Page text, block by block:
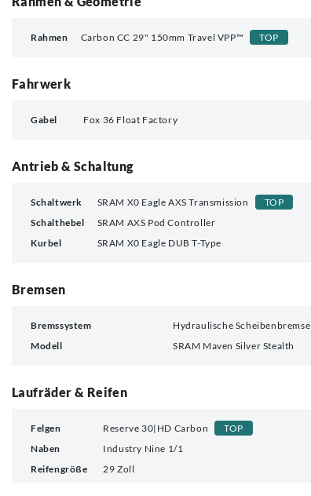
Rahmen Carbon CC 29" 150mm Travel VPP™ TOP
Fahrwerk
Gabel Fox 36 Float Factory
Antrieb & Schaltung
Schaltwerk SRAM X0 Eagle AXS Transmission
TOP
Schalthebel
SRAM AXS Pod Controller
Kurbel
SRAM X0 Eagle DUB T-Type
Bremsen
Bremssystem
Hydraulische Scheibenbremse
Modell
SRAM Maven Silver Stealth
Laufräder & Reifen
Felgen Reserve 30|HD Carbon
TOP
Naben
Industry Nine 1/1
Reifengröße
29 Zoll